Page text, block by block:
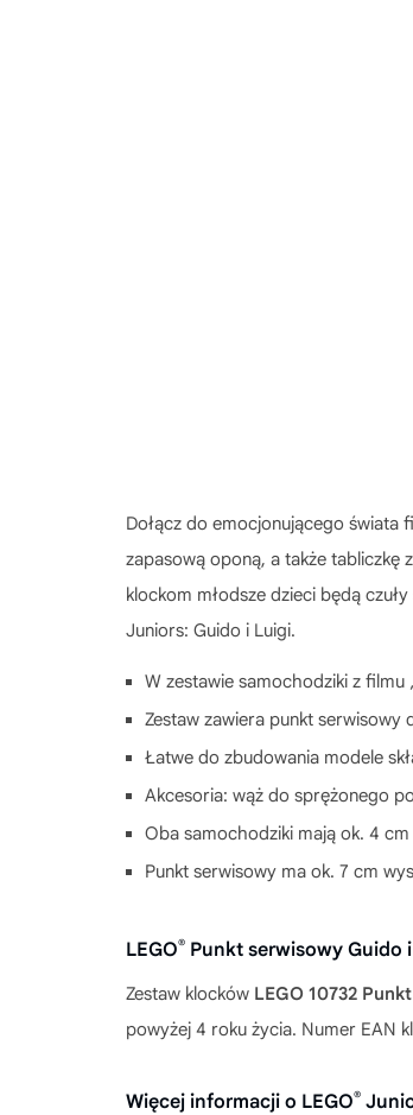
Dołącz do emocjonującego świata
zapasową oponą, a także tabliczkę
klockom młodsze dzieci będą
Juniors: Guido i Luigi.
W zestawie samochodziki z filmu
Zestaw zawiera punkt serwisowy
Łatwe do zbudowania modele
Akcesoria: wąż do sprężonego
Oba samochodziki mają ok. 4
Punkt serwisowy ma ok. 7 cm
LEGO® Punkt serwisowy
Zestaw klocków LEGO 10732
powyżej 4 roku życia. Numer EAN
Więcej informacji o LEGO®